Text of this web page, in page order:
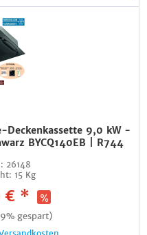
Deckenkassette 9,0 kW -
BYCQ140EB | R744
26148
15 Kg
€ *
gespart)